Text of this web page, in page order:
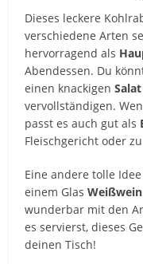
Dieses leckere
verschiedene Arten
hervorragend als
Abendessen. Du
einen knackigenSalat
vervollständigen.
passt es auch gut als
Fleischgericht oder
Eine andere tolle
einem GlasWeißwein
wunderbar mit den
es servierst, dieses
deinen Tisch!